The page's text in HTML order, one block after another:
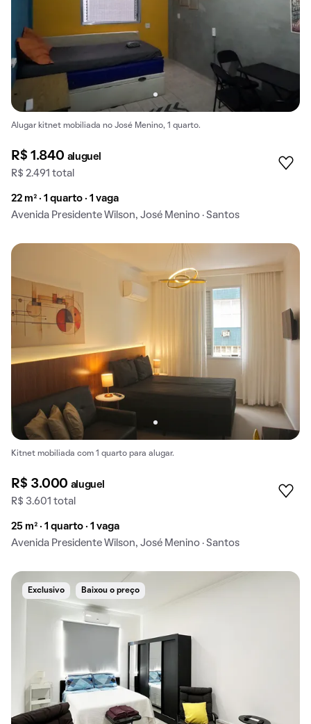
Alugar kitnet mobiliada no José Menino, 1 quarto.
R$ 1.840 aluguel
R$ 2.491 total
22 m² · 1 quarto · 1 vaga
Avenida Presidente Wilson, José Menino · Santos
Kitnet mobiliada com 1 quarto para alugar.
R$ 3.000 aluguel
R$ 3.601 total
25 m² · 1 quarto · 1 vaga
Avenida Presidente Wilson, José Menino · Santos
Exclusivo Baixou o preço